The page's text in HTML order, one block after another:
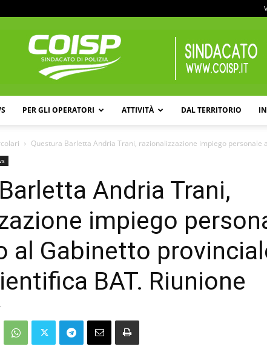
PER GLI OPERATORI ATTIVITÀ DAL TERRITORIO
Questura Barletta Andria Trani, razionalizzazione impiego personale
Andria Trani,
impiego
al Gabinetto
BAT. Riunione